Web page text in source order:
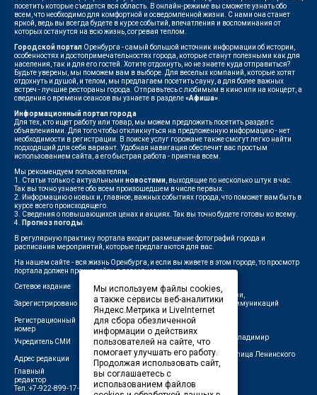
посетить которые съедется вся область. В онлайн-режиме вы сможете узнать обо
всем, что необходимо для комфортной и осведомленной жизни. С нами она станет
яркой, ведь вы всегда будете в курсе событий, впечатления и воспоминания от
которых останутся на всю жизнь, согревая теплом.
Городской портал Оренбурга - самый большой источник информации об истории,
особенностях и достопримечательностях города, которые станут полезными как для
населения, так и для его гостей. Хотите отдохнуть, но не знаете куда отправиться?
Будьте уверены, мы поможем вам в выборе. Для веселых компаний, которые хотят
отдохнуть и душой, и телом, мы предлагаем посетить сауну, а для более важных
встреч - лучшие рестораны города. Отправьтесь с любимым в кино или на концерт, а
сведения о времени сеансов вы узнаете в разделе«Афиша»
Информационный портал города
Для тех, кто ищет работу или товар, мы можем предложить посетить раздел с
объявлениями. Для того чтобы откликнуться на предложенную информацию - нет
необходимости в регистрации. В поиске услуг горожане также смогут легко найти
подходящий для себя вариант. Удобная навигация обеспечит вас простым
использованием сайта, а его быстрая работа - приятна всем.
Мы рекомендуем пользователям:
1. Статьи только с актуальными новостями , выходящие по несколько штук в час.
Так вы точно узнаете обо всем произошедшем в числе первых.
2. Информацию о новых и, главное, важных событиях города, что поможет вам быть в
курсе всего происходящего.
3. Сведения о повышающихся ценах и акциях. Так вы точно будете готовы ко всему.
4.
Прогноз погоды
В регулярную практику портала входит размещение фотографий города и
расписания мероприятий, которые предлагаются для вас.
На нашем сайте - вся жизнь Оренбурга, и если вы живете в этом городе, то просмотр
портала должен прочно войти в повседневную жизнь.
Сетевое издание
"1743"
Зарегистрировано
Федеральной службой по надзору в сфере связи,
информационных технологий и массовых коммуникаций
(Роскомнадзор)
Регистрационный
номер
ЭЛ № ФС 77-75960 от 19.06.2019 г.
Учредитель СМИ
Индивидуальный предприниматель Савин Владимир
Валерьевич
Адрес редакции
462411, Оренбургская область, город Орск, улица Ленинского
Комсомола, д. 4-Б
Главный
редактор
Лещенко П.А.
Тел.:+7-922-899-17-43
Мы используем файлы cookies,
а также сервисы веб-аналитики
Яндекс.Метрика и LiveInternet
для сбора обезличенной
информации о действиях
пользователей на сайте, что
помогает улучшать его работу.
Продолжая использовать сайт,
вы соглашаетесь с
использованием файлов